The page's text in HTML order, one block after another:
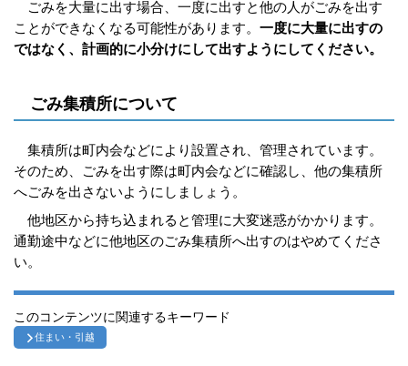
ごみを大量に出す場合、一度に出すと他の人がごみを出す
ことができなくなる可能性があります。 一度に大量に出すの
ではなく、計画的に小分けにして出すようにしてください。
ごみ集積所について
集積所は町内会などにより設置され、管理されています。
そのため、ごみを出す際は町内会などに確認し、他の集積所
へごみを出さないようにしましょう。
他地区から持ち込まれると管理に大変迷惑がかかります。
通勤途中などに他地区のごみ集積所へ出すのはやめてくださ
い。
このコンテンツに関連するキーワード
住まい・引越